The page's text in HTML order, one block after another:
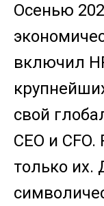
Осенью
включил
свой
CEO и
только их.